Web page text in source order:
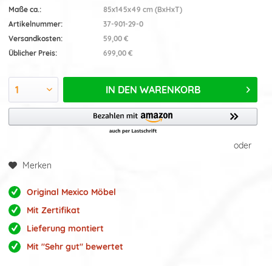
Maße ca.:
85x145x49 cm (BxHxT)
Artikelnummer:
37-901-29-0
Versandkosten:
59,00 €
Üblicher Preis:
699,00 €
IN DEN WARENKORB
oder
Merken
Original Mexico Möbel
Mit Zertifikat
Lieferung montiert
Mit "Sehr gut" bewertet